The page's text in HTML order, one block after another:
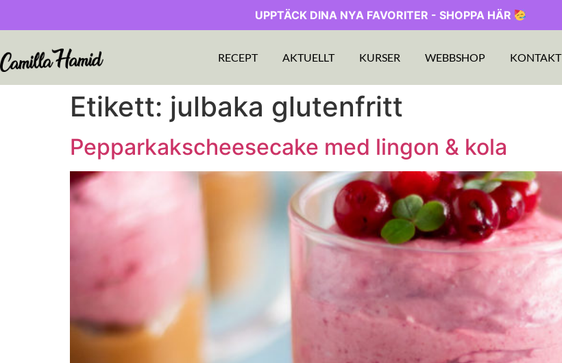
UPPTÄCK DINA NYA FAVORITER - SHOPPA HÄR
RECEPT AKTUELLT KURSER WEBBSHOP KONTAKT
Etikett: julbaka glutenfritt
Pepparkakscheesecake med lingon & kola